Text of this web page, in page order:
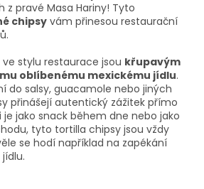
z pravé Masa Hariny! Tyto
chipsy vám přinesou restaurační
stylu restaurace jsou křupavým
oblíbenému mexickému jídlu.
do salsy, guacamole nebo jiných
přinášejí autentický zážitek přímo
je jako snack během dne nebo jako
tyto tortilla chipsy jsou vždy
se hodí například na zapékání